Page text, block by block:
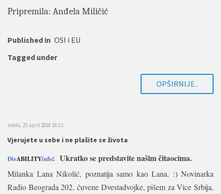
Pripremila: Anđela Miličić
Published in OSI i EU
Tagged under
OPŠIRNIJE..
sreda, 25 april 2018 16:12
Vjerujete u sebe i ne plašite se života
DisABILITYinfo: Ukratko se predstavite našim čitaocima.
Milanka Lana Nikolić, poznatija samo kao Lana. :) Novinarka
Radio Beograda 202, čuvene Dvestadvojke, pišem za Vice Srbija,